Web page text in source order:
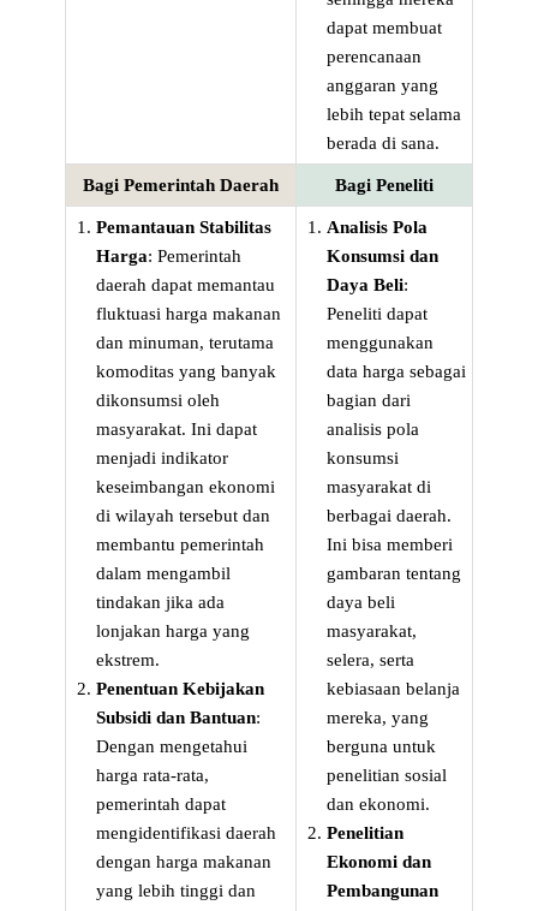
dapat membuat
perencanaan
anggaran yang
lebih tepat selama
berada di sana.
Bagi Pemerintah Daerah Bagi Peneliti
Pemantauan Stabilitas
Harga: Pemerintah
daerah dapat memantau
fluktuasi harga makanan
dan minuman, terutama
komoditas yang banyak
dikonsumsi oleh
masyarakat. Ini dapat
menjadi indikator
keseimbangan ekonomi
di wilayah tersebut dan
membantu pemerintah
dalam mengambil
tindakan jika ada
lonjakan harga yang
ekstrem.
Penentuan Kebijakan
Subsidi dan Bantuan:
Dengan mengetahui
harga rata-rata,
pemerintah dapat
mengidentifikasi daerah
dengan harga makanan
yang lebih tinggi dan
Analisis Pola
Konsumsi dan
Daya Beli:
Peneliti dapat
menggunakan
data harga sebagai
bagian dari
analisis pola
konsumsi
masyarakat di
berbagai daerah.
Ini bisa memberi
gambaran tentang
daya beli
masyarakat,
selera, serta
kebiasaan belanja
mereka, yang
berguna untuk
penelitian sosial
dan ekonomi.
Penelitian
Ekonomi dan
Pembangunan